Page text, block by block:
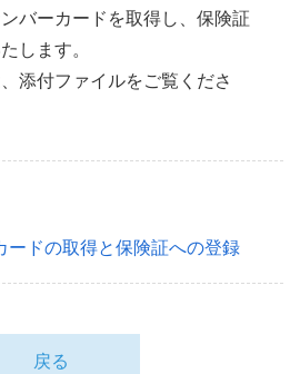
バーカードを取得し、保険証
します。
添付ファイルをご覧くださ
ードの取得と保険証への登録
戻る